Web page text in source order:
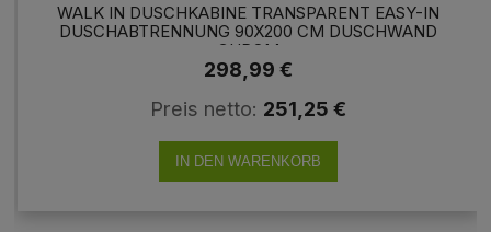
WALK IN DUSCHKABINE TRANSPARENT EASY-IN
DUSCHABTRENNUNG 90X200 CM DUSCHWAND
CHROM
298,99 €
Preis netto: 251,25 €
IN DEN WARENKORB